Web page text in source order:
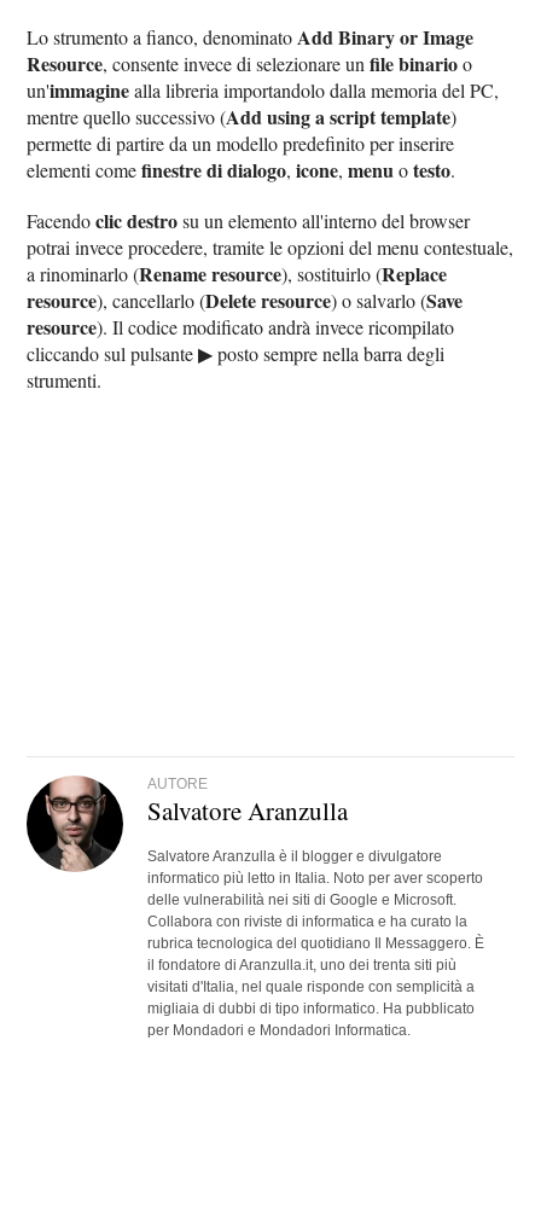
Lo strumento a fianco, denominato Add Binary or Image
Resource, consente invece di selezionare unfile binarioo
un'immaginealla libreria importandolo dalla memoria del PC,
mentre quello successivo (Add using a script template)
permette di partire da un modello predefinito per inserire
elementi comefinestre di dialogo,icone,menuotesto.
Facendoclic destrosu un elemento all'interno del browser
potrai invece procedere, tramite le opzioni del menu contestuale,
a rinominarlo (Rename resource), sostituirlo (Replace
resource), cancellarlo (Delete resource) o salvarlo (Save
resource). Il codice modificato andrà invece ricompilato
cliccando sul pulsante ▶︎ posto sempre nella barra degli
strumenti.
AUTORE
Salvatore Aranzulla
Salvatore Aranzulla è il blogger e divulgatore
informatico più letto in Italia. Noto per aver scoperto
delle vulnerabilità nei siti di Google e Microsoft.
Collabora con riviste di informatica e ha curato la
rubrica tecnologica del quotidiano Il Messaggero. È
il fondatore di Aranzulla.it, uno dei trenta siti più
visitati d'Italia, nel quale risponde con semplicità a
migliaia di dubbi di tipo informatico. Ha pubblicato
per Mondadori e Mondadori Informatica.